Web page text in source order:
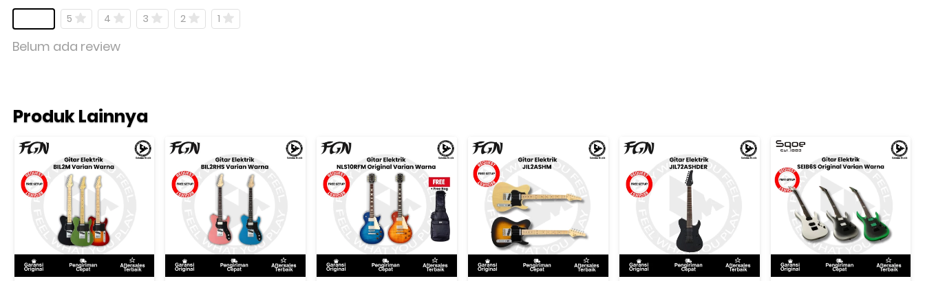
5 4 3 2 1
Belum ada review
Produk Lainnya